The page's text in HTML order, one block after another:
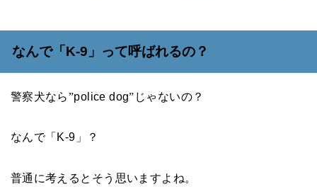
なんで「K-9 」って呼ばれるの？
警察犬なら”police dog” じゃないの？
なんで「 K-9 」？
普通に考えるとそう思いますよね。